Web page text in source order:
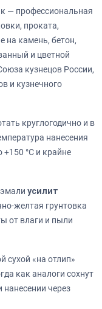
— профессиональная
проката,
на камень, бетон,
и цветной
кузнецов России,
и кузнечного
круглогодично и в
нанесения
°C и крайне
усилит
желтая грунтовка
от влаги и пыли
сухой «на отлип»
как аналоги сохнут
через